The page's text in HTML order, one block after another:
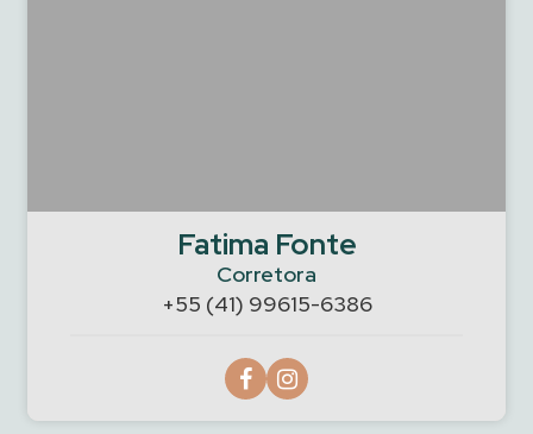
Fatima Fonte
+55 (41) 99615-6386
Corretora